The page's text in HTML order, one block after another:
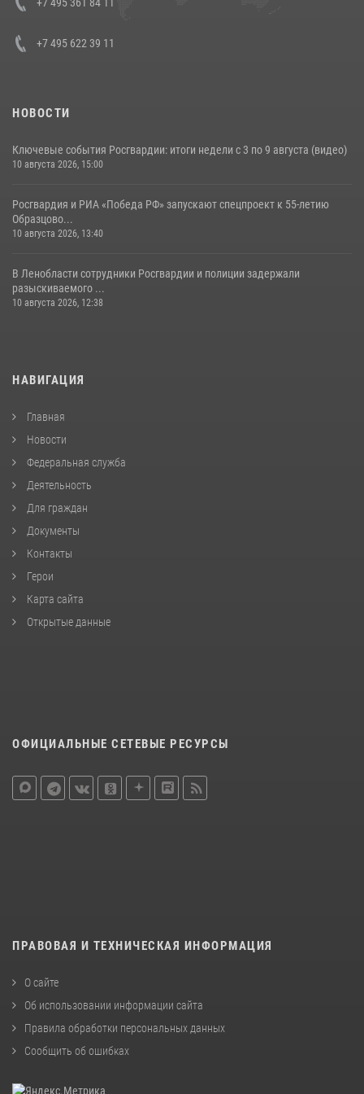
14 июля 2026, 12:20
+7 495 622 39 11
НОВОСТИ
Ключевые события Росгвардии: итоги недели с 3 по 9 августа (видео)
10 августа 2026, 15:00
Росгвардия и РИА «Победа РФ» запускают спецпроект к 55-летию
Образцово...
10 августа 2026, 13:40
В Ленобласти сотрудники Росгвардии и полиции задержали
разыскиваемого ...
10 августа 2026, 12:38
НАВИГАЦИЯ
Главная
Новости
Федеральная служба
Деятельность
Для граждан
Документы
Контакты
Герои
Карта сайта
Открытые данные
ОФИЦИАЛЬНЫЕ СЕТЕВЫЕ РЕСУРСЫ
ПРАВОВАЯ И ТЕХНИЧЕСКАЯ ИНФОРМАЦИЯ
О сайте
Об использовании информации сайта
Правила обработки персональных данных
Сообщить об ошибках